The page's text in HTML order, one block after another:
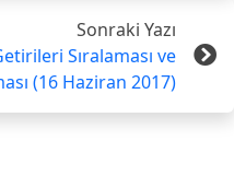
Sonraki Yazı
Sıralaması ve
(16 Haziran 2017)